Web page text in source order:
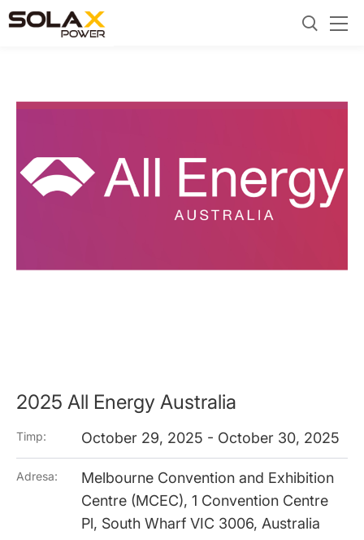
2025 All Energy Australia
Timp: October 29, 2025 - October 30, 2025
Adresa:
Melbourne Convention and Exhibition
Centre (MCEC), 1 Convention Centre
Pl, South Wharf VIC 3006, Australia